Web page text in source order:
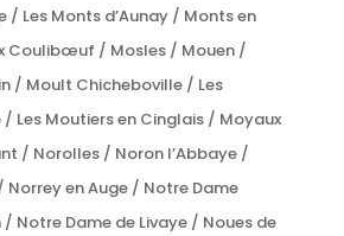
/ Les Monts d’Aunay / Monts en
Coulibœuf / Mosles / Mouen /
/ Moult Chicheboville / Les
/ Les Moutiers en Cinglais / Moyaux
/ Norolles / Noron l’Abbaye /
Norrey en Auge / Notre Dame
/ Notre Dame de Livaye / Noues de